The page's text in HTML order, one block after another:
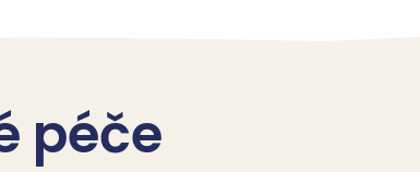
péče